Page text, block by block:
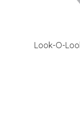
Look-O-